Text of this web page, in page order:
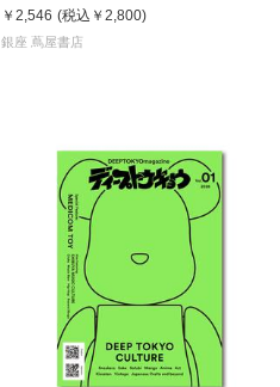
￥2,546 (税込 ￥2,800)
銀座 蔦屋書店